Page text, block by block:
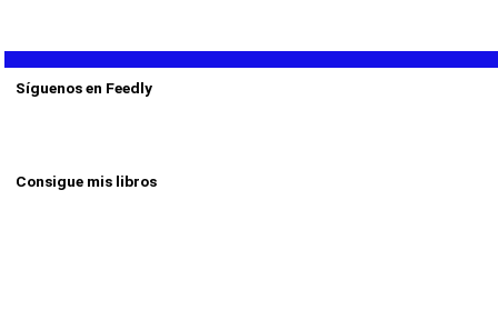
Síguenos en Feedly
Consigue mis libros